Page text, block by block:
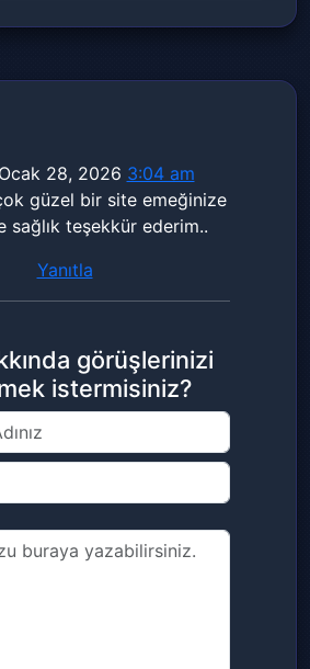
28, 2026 3:04 am
güzel bir site emeğinize
sağlık teşekkür ederim..
Yanıtla
görüşlerinizi
istermisiniz?